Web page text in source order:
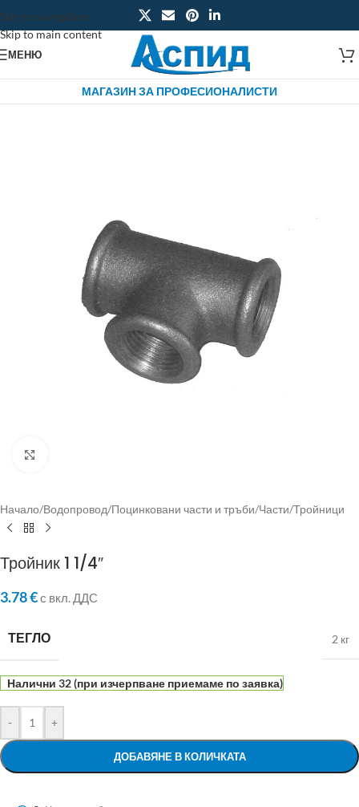
Skip to navigation
Skip to main content
МЕНЮ
МАГАЗИН ЗА ПРОФЕСИОНАЛИСТИ
Начало/Водопровод/Поцинковани части и тръби/Части/Тройници
Тройник 1 1/4″
3.78€с вкл. ДДС
ТЕГЛО 2 кг
Налични 32 (при изчерпване приемаме по заявка)
- +
ДОБАВЯНЕ В КОЛИЧКАТА